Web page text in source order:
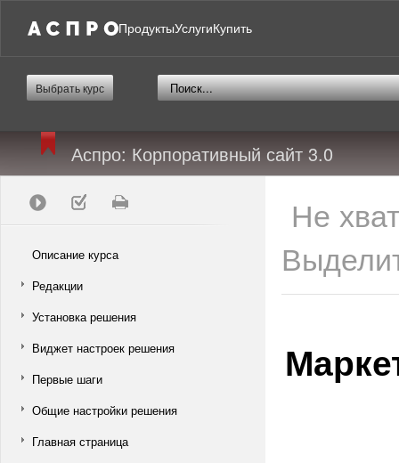
ПродуктыУслугиКупить
Выбрать курс
Аспро: Корпоративный сайт 3.0
Описание курса
Редакции
Установка решения
Виджет настроек решения
Первые шаги
Общие настройки решения
Главная страница
Не